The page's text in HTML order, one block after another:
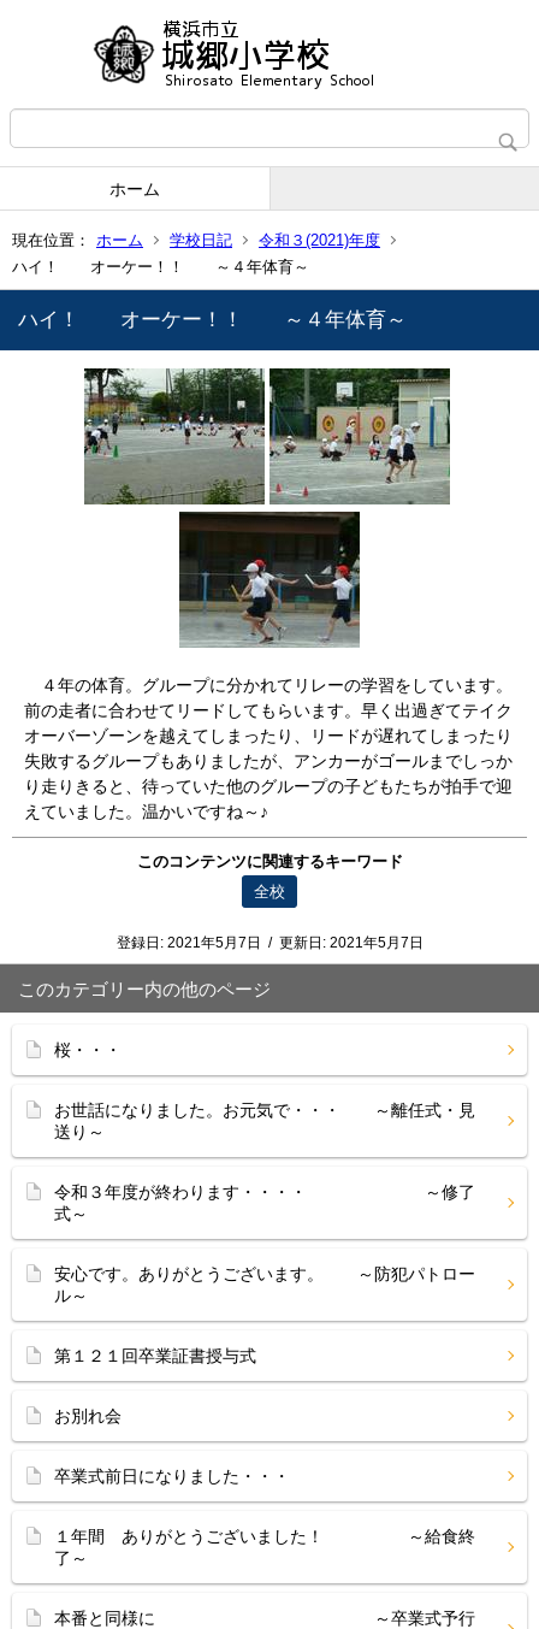
ホーム
現在位置： ホーム 学校日記
令和３(2021)年度
ハイ！ オーケー！！ ～４年体育～
ハイ！ オーケー！！ ～４年体育～
４年の体育。グループに分かれてリレーの学習をしています。
前の走者に合わせてリードしてもらいます。早く出過ぎてテイク
オーバーゾーンを越えてしまったり、リードが遅れてしまったり
失敗するグループもありましたが、アンカーがゴールまでしっか
り走りきると、待っていた他のグループの子どもたちが拍手で迎
えていました。温かいですね～♪
このコンテンツに関連するキーワード
全校
登録日: 2021年5月7日 / 更新日: 2021年5月7日
このカテゴリー内の他のページ
桜・・・
お世話になりました。お元気で・・・ ～離任式・見
送り～
令和３年度が終わります・・・・ ～修了
式～
安心です。ありがとうございます。 ～防犯パトロー
ル～
第１２１回卒業証書授与式
お別れ会
卒業式前日になりました・・・
１年間 ありがとうございました！ ～給食終
了～
本番と同様に ～卒業式予行